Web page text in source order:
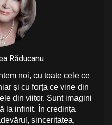
Răducanu
noi, cu toate cele ce
și cu forța ce vine din
din viitor. Sunt imagini
la infinit. În credința
sinceritatea,